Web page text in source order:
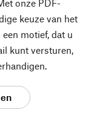
onze PDF-
keuze van het
motief, dat u
kunt versturen,